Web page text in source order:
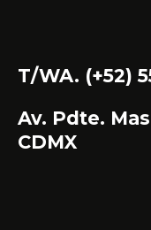
T/WA. (+52)
Av. Pdte.
CDMX